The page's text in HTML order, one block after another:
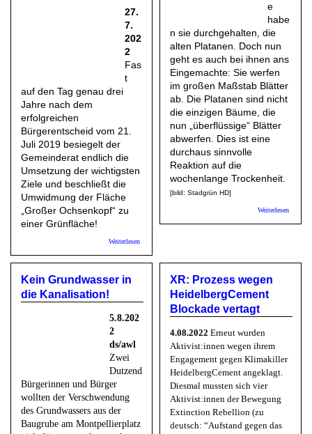
27.
7.
202
2
Fas
t
auf den Tag genau drei
Jahre nach dem
erfolgreichen
Bürgerentscheid vom 21.
Juli 2019 besiegelt der
Gemeinderat endlich die
Umsetzung der wichtigsten
Ziele und beschließt die
Umwidmung der Fläche
„Großer Ochsenkopf“ zu
einer Grünfläche!
Weiterlesen
e
habe
n sie durchgehalten, die
alten Platanen. Doch nun
geht es auch bei ihnen ans
Eingemachte: Sie werfen
im großen Maßstab Blätter
ab. Die Platanen sind nicht
die einzigen Bäume, die
nun „überflüssige“ Blätter
abwerfen. Dies ist eine
durchaus sinnvolle
Reaktion auf die
wochenlange Trockenheit.
[bild: Stadgrün HD]
Weiterlesen
Kein Grundwasser in
die Kanalisation!
5.8.202
2
ds/awl
Zwei
Dutzend
Bürgerinnen und Bürger
wollten der Verschwendung
des Grundwassers aus der
Baugrube am Montpellierplatz
XR: Prozess wegen
HeidelbergCement
Blockade vertagt
4.08.2022 Erneut wurden
Aktivist:innen wegen ihrem
Engagement gegen Klimakiller
HeidelbergCement angeklagt.
Diesmal mussten sich vier
Aktivist:innen der Bewegung
Extinction Rebellion (zu
deutsch: “Aufstand gegen das